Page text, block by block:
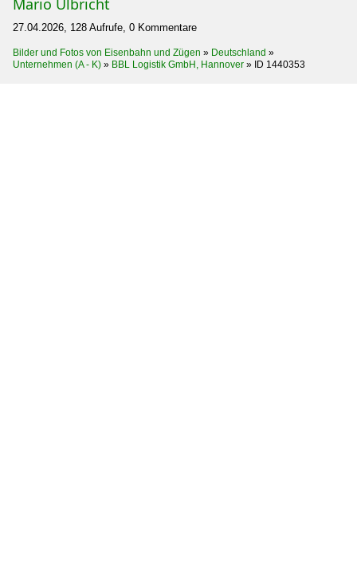
27.04.2026, 128 Aufrufe, 0 Kommentare
Bilder und Fotos von Eisenbahn und Zügen » Deutschland »
Unternehmen (A - K) » BBL Logistik GmbH, Hannover » ID 1440353